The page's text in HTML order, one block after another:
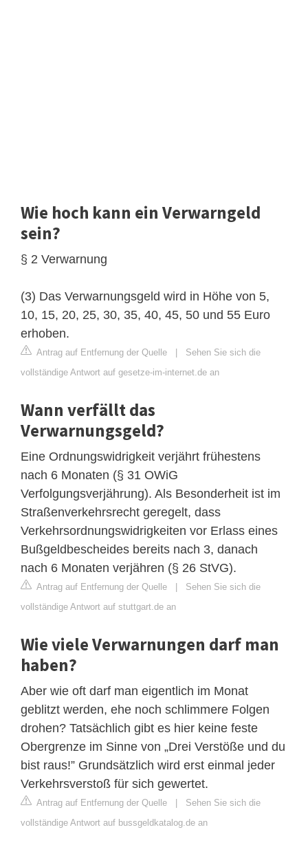
Wie hoch kann ein Verwarngeld
sein?
§ 2 Verwarnung
(3) Das Verwarnungsgeld wird in Höhe von 5,
10, 15, 20, 25, 30, 35, 40, 45, 50 und 55 Euro
erhoben.
Antrag auf Entfernung der Quelle | Sehen Sie sich die
vollständige Antwort auf gesetze-im-internet.de an
Wann verfällt das
Verwarnungsgeld?
Eine Ordnungswidrigkeit verjährt frühestens
nach 6 Monaten (§ 31 OWiG
Verfolgungsverjährung). Als Besonderheit ist im
Straßenverkehrsrecht geregelt, dass
Verkehrsordnungswidrigkeiten vor Erlass eines
Bußgeldbescheides bereits nach 3, danach
nach 6 Monaten verjähren (§ 26 StVG).
Antrag auf Entfernung der Quelle | Sehen Sie sich die
vollständige Antwort auf stuttgart.de an
Wie viele Verwarnungen darf man
haben?
Aber wie oft darf man eigentlich im Monat
geblitzt werden, ehe noch schlimmere Folgen
drohen? Tatsächlich gibt es hier keine feste
Obergrenze im Sinne von „Drei Verstöße und du
bist raus!” Grundsätzlich wird erst einmal jeder
Verkehrsverstoß für sich gewertet.
Antrag auf Entfernung der Quelle | Sehen Sie sich die
vollständige Antwort auf bussgeldkatalog.de an